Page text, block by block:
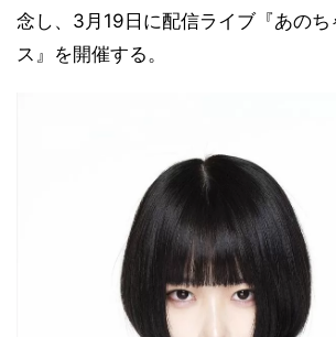
念し、3月19日に配信ライブ『あのち
ス』を開催する。